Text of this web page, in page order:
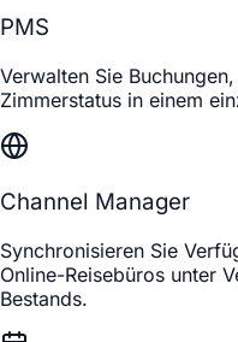
PMS
Verwalten Sie
Zimmerstatus in einem
Channel Manager
Synchronisieren Sie
Online-Reisebüros unter
Bestands.